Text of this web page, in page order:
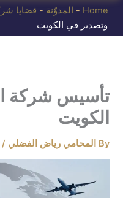
Home
- المدوّنة - قضايا
وتصدير في الكويت
تأسيس شركة
الكويت
By المحامي رياض الفضلي